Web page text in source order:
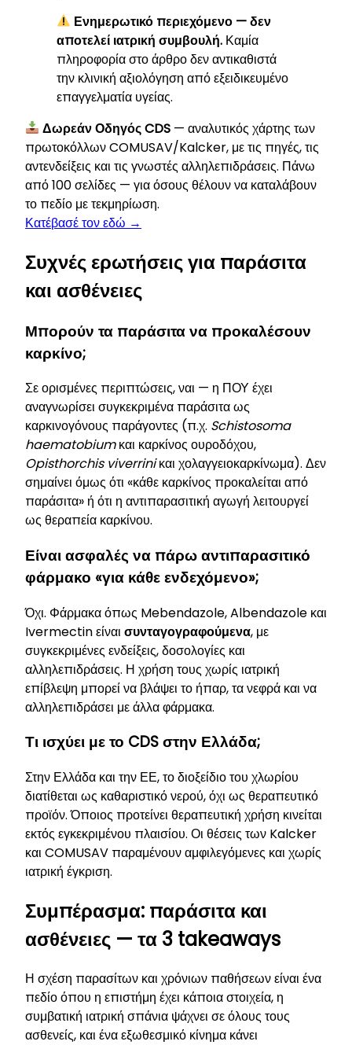
Ενημερωτικό περιεχόμενο — δεν
αποτελεί ιατρική συμβουλή. Καμία
πληροφορία στο άρθρο δεν αντικαθιστά
την κλινική αξιολόγηση από εξειδικευμένο
επαγγελματία υγείας.
Δωρεάν Οδηγός CDS — αναλυτικός χάρτης των
πρωτοκόλλων COMUSAV/Kalcker, με τις πηγές, τις
αντενδείξεις και τις γνωστές αλληλεπιδράσεις. Πάνω
από 100 σελίδες — για όσους θέλουν να καταλάβουν
το πεδίο με τεκμηρίωση.
Κατέβασέ τον εδώ →
Συχνές ερωτήσεις για παράσιτα
και ασθένειες
Μπορούν τα παράσιτα να προκαλέσουν
καρκίνο;
Σε ορισμένες περιπτώσεις, ναι — η ΠΟΥ έχει
αναγνωρίσει συγκεκριμένα παράσιτα ως
καρκινογόνους παράγοντες (π.χ. Schistosoma
haematobiumκαι καρκίνος ουροδόχου,
Opisthorchis viverriniκαι χολαγγειοκαρκίνωμα). Δεν
σημαίνει όμως ότι «κάθε καρκίνος προκαλείται από
παράσιτα» ή ότι η αντιπαρασιτική αγωγή λειτουργεί
ως θεραπεία καρκίνου.
Είναι ασφαλές να πάρω αντιπαρασιτικό
φάρμακο «για κάθε ενδεχόμενο»;
Όχι. Φάρμακα όπως Mebendazole, Albendazole και
Ivermectin είναι συνταγογραφούμενα, με
συγκεκριμένες ενδείξεις, δοσολογίες και
αλληλεπιδράσεις. Η χρήση τους χωρίς ιατρική
επίβλεψη μπορεί να βλάψει το ήπαρ, τα νεφρά και να
αλληλεπιδράσει με άλλα φάρμακα.
Τι ισχύει με το CDS στην Ελλάδα;
Στην Ελλάδα και την ΕΕ, το διοξείδιο του χλωρίου
διατίθεται ως καθαριστικό νερού, όχι ως θεραπευτικό
προϊόν. Όποιος προτείνει θεραπευτική χρήση κινείται
εκτός εγκεκριμένου πλαισίου. Οι θέσεις των Kalcker
και COMUSAV παραμένουν αμφιλεγόμενες και χωρίς
ιατρική έγκριση.
Συμπέρασμα: παράσιτα και
ασθένειες — τα 3 takeaways
Η σχέση παρασίτων και χρόνιων παθήσεων είναι ένα
πεδίο όπου η επιστήμη έχει κάποια στοιχεία, η
συμβατική ιατρική σπάνια ψάχνει σε όλους τους
ασθενείς, και ένα εξωθεσμικό κίνημα κάνει